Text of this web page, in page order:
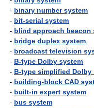
- binary number system
- bit-serial system
- blind approach beacon
- bridge duplex system
- broadcast television
- B-type Dolby system
- B-type simplified Dolby
- building-block CAD
- built-in expert system
- bus system